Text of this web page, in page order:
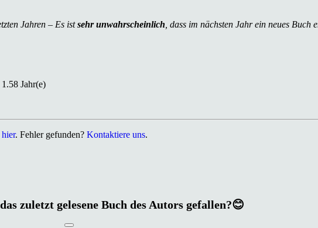
Jahren – Es istsehr unwahrscheinlich , dass im nächsten Jahr ein neues Buch
Jahr(e)
hier. Fehler gefunden? Kontaktiere uns.
zuletzt gelesene Buch des Autors gefallen?😊